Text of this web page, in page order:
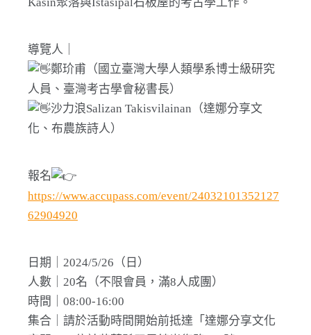
導覽人｜
鄭玠甫（國立臺灣大學人類學系博士級研究
人員、臺灣考古學會秘書長）
沙力浪Salizan Takisvilainan（達娜分享文
化、布農族詩人）
報名
https://www.accupass.com/event/24032101352127
62904920
日期｜2024/5/26（日）
人數｜20名（不限會員，滿8人成團）
時間｜08:00-16:00
集合｜請於活動時間開始前抵達「達娜分享文化